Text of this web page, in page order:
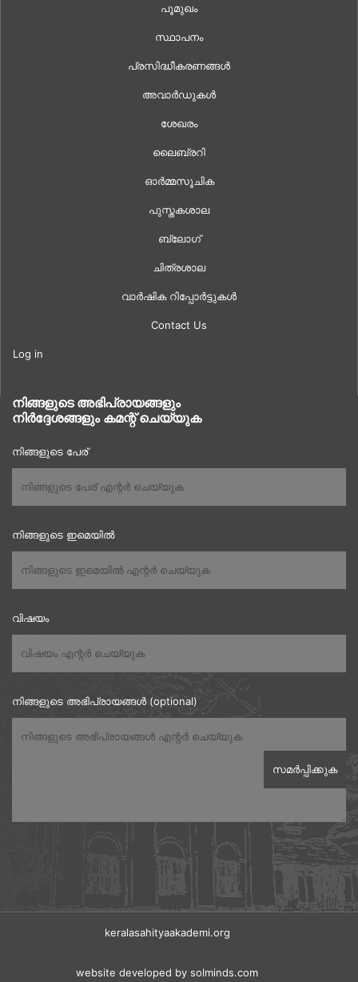
പൂമുഖം
സ്ഥാപനം
പ്രസിദ്ധീകരണങ്ങൾ
അവാർഡുകൾ
ശേഖരം
ലൈബ്രറി
ഓർമ്മസൂചിക
പുസ്തകശാല
ബ്ലോഗ്
ചിത്രശാല
വാർഷിക റിപ്പോർട്ടുകൾ
Contact Us
Log in
നിങ്ങളുടെ അഭിപ്രായങ്ങളും
നിർദ്ദേശങ്ങളും കമന്റ് ചെയ്യുക
നിങ്ങളുടെ പേര്
നിങ്ങളുടെ ഇമെയിൽ
വിഷയം
നിങ്ങളുടെ അഭിപ്രായങ്ങൾ (optional)
keralasahityaakademi.org
website developed by solminds.com